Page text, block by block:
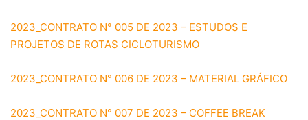
2023_CONTRATO N° 005 DE 2023 – ESTUDOS E
PROJETOS DE ROTAS CICLOTURISMO
2023_CONTRATO N° 006 DE 2023 – MATERIAL GRÁFICO
2023_CONTRATO N° 007 DE 2023 – COFFEE BREAK